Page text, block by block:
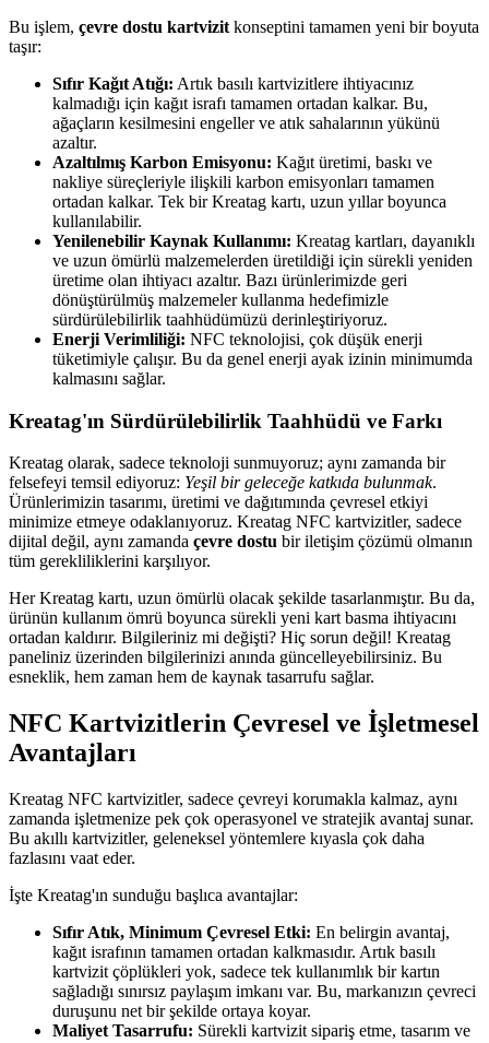
Bu işlem, çevre dostu kartvizit konseptini tamamen yeni bir boyuta
taşır:
Sıfır Kağıt Atığı: Artık basılı kartvizitlere ihtiyacınız
kalmadığı için kağıt israfı tamamen ortadan kalkar. Bu,
ağaçların kesilmesini engeller ve atık sahalarının yükünü
azaltır.
Azaltılmış Karbon Emisyonu: Kağıt üretimi, baskı ve
nakliye süreçleriyle ilişkili karbon emisyonları tamamen
ortadan kalkar. Tek bir Kreatag kartı, uzun yıllar boyunca
kullanılabilir.
Yenilenebilir Kaynak Kullanımı: Kreatag kartları, dayanıklı
ve uzun ömürlü malzemelerden üretildiği için sürekli yeniden
üretime olan ihtiyacı azaltır. Bazı ürünlerimizde geri
dönüştürülmüş malzemeler kullanma hedefimizle
sürdürülebilirlik taahhüdümüzü derinleştiriyoruz.
Enerji Verimliliği: NFC teknolojisi, çok düşük enerji
tüketimiyle çalışır. Bu da genel enerji ayak izinin minimumda
kalmasını sağlar.
Kreatag'ın Sürdürülebilirlik Taahhüdü ve Farkı
Kreatag olarak, sadece teknoloji sunmuyoruz; aynı zamanda bir
felsefeyi temsil ediyoruz: Yeşil bir geleceğe katkıda bulunmak.
Ürünlerimizin tasarımı, üretimi ve dağıtımında çevresel etkiyi
minimize etmeye odaklanıyoruz. Kreatag NFC kartvizitler, sadece
dijital değil, aynı zamanda çevre dostu bir iletişim çözümü olmanın
tüm gerekliliklerini karşılıyor.
Her Kreatag kartı, uzun ömürlü olacak şekilde tasarlanmıştır. Bu da,
ürünün kullanım ömrü boyunca sürekli yeni kart basma ihtiyacını
ortadan kaldırır. Bilgileriniz mi değişti? Hiç sorun değil! Kreatag
paneliniz üzerinden bilgilerinizi anında güncelleyebilirsiniz. Bu
esneklik, hem zaman hem de kaynak tasarrufu sağlar.
NFC Kartvizitlerin Çevresel ve İşletmesel
Avantajları
Kreatag NFC kartvizitler, sadece çevreyi korumakla kalmaz, aynı
zamanda işletmenize pek çok operasyonel ve stratejik avantaj sunar.
Bu akıllı kartvizitler, geleneksel yöntemlere kıyasla çok daha
fazlasını vaat eder.
İşte Kreatag'ın sunduğu başlıca avantajlar:
Sıfır Atık, Minimum Çevresel Etki: En belirgin avantaj,
kağıt israfının tamamen ortadan kalkmasıdır. Artık basılı
kartvizit çöplükleri yok, sadece tek kullanımlık bir kartın
sağladığı sınırsız paylaşım imkanı var. Bu, markanızın çevreci
duruşunu net bir şekilde ortaya koyar.
Maliyet Tasarrufu: Sürekli kartvizit sipariş etme, tasarım ve